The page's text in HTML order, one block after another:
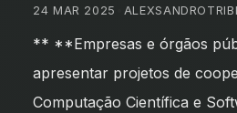
24 MAR 2025
** **Empresas e órgãos
apresentar projetos de
Computação Científica e